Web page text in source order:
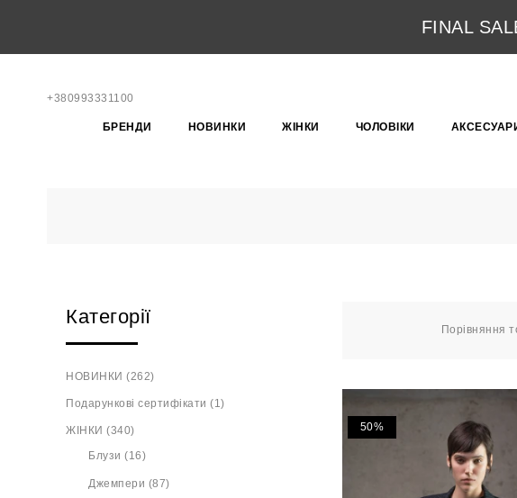
FINAL
БРЕНДИ НОВИНКИ ЖІНКИ ЧОЛОВІКИ
+380993331100
Категорії
НОВИНКИ (262)
Подарункові сертифікати (1)
ЖІНКИ (340)
Блузи (16)
Джемпери (87)
Порівняння
50%